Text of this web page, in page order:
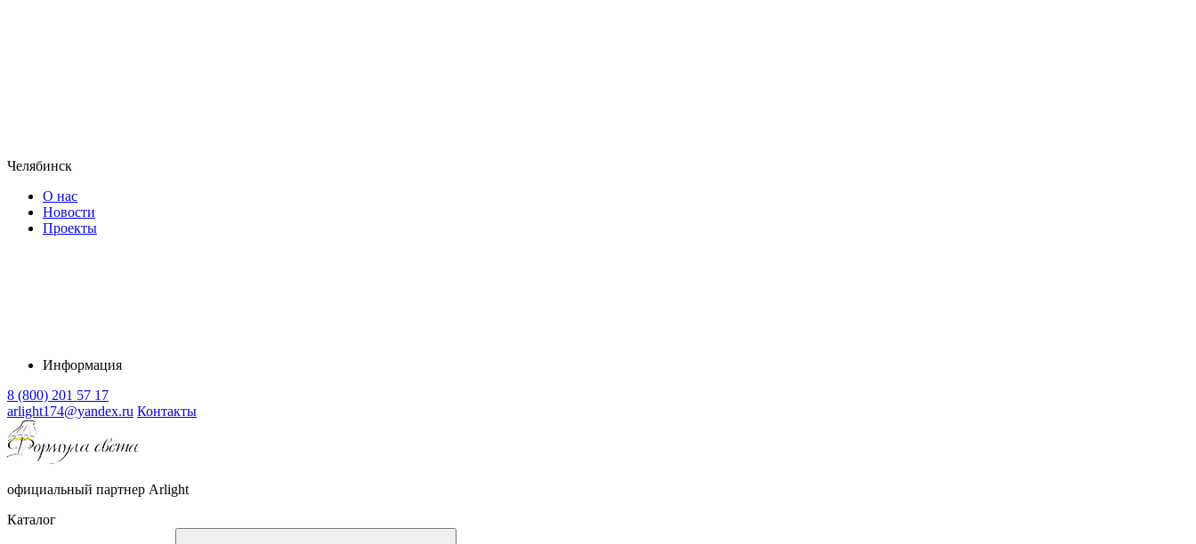
Челябинск
О нас
Новости
Проекты
Информация
8 (800) 201 57 17
arlight174@yandex.ru Контакты
официальный партнер Arlight
Каталог